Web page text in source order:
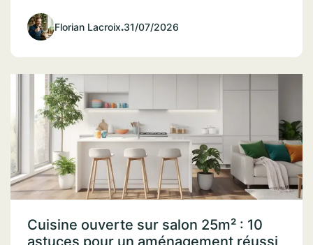
Florian Lacroix.31/07/2026
Cuisine ouverte sur salon 25m² : 10
astuces pour un aménagement réussi